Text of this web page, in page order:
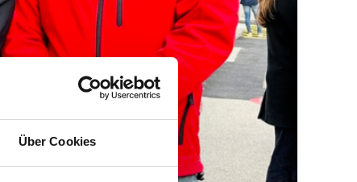
Über Cookies